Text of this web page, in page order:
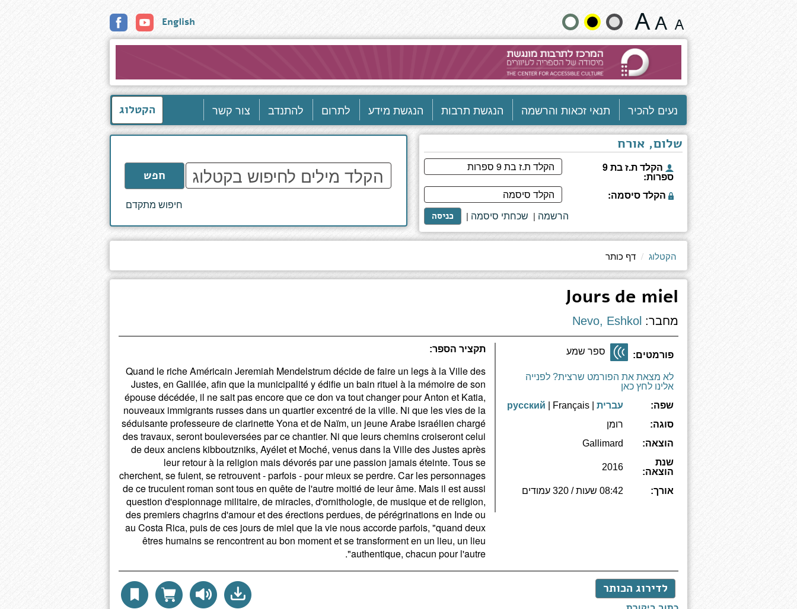
האחרון
בסיביר
שנה
גודל
וצבעים:
English
נעים להכיר תנאי זכאות והרשמה הנגשת תרבות הנגשת מידע לתרום להתנדב צור קשר הקטלוג
שלום, אורח
הקלד ת.ז בת 9
ספרות:
הקלד סיסמה:
כניסה | שכחתי סיסמה | הרשמה
הקלד
מילים
לחיפוש
חפש
חיפוש מתקדם
הקטלוג דף כותר
Jours de miel
מחבר: Nevo, Eshkol
פורמטים: ספר שמע
לא מצאת את הפורמט שרצית? לפנייה
אלינו לחץ כאן
שפה:
עברית русский | Français
סוגה:
רומן
הוצאה:
Gallimard
שנת
הוצאה:
2016
אורך: 08:42 שעות / 320 עמודים
תקציר הספר:
Quand le riche Américain Jeremiah Mendelstrum décide de faire un legs à la Ville des
Justes, en Galilée, afin que la municipalité y édifie un bain rituel à la mémoire de son
épouse décédée, il ne sait pas encore que ce don va tout changer pour Anton et Katia,
nouveaux immigrants russes dans un quartier excentré de la ville. Ni que les vies de la
séduisante professeure de clarinette Yona et de Naïm, un jeune Arabe israélien chargé
des travaux, seront bouleversées par ce chantier. Ni que leurs chemins croiseront celui
de deux anciens kibboutzniks, Ayélet et Moché, venus dans la Ville des Justes après
leur retour à la religion mais dévorés par une passion jamais éteinte. Tous se
cherchent, se fuient, se retrouvent - parfois - pour mieux se perdre. Car les personnages
de ce truculent roman sont tous en quête de l'autre moitié de leur âme. Mais il est aussi
question d'espionnage militaire, de miracles, d'ornithologie, de musique et de religion,
des premiers chagrins d'amour et des érections perdues, de pérégrinations en Inde ou
au Costa Rica, puis de ces jours de miel que la vie nous accorde parfois, "quand deux
êtres humains se rencontrent au bon moment et se transforment en un lieu, un lieu
authentique, chacun pour l'autre".
לדירוג הכותר